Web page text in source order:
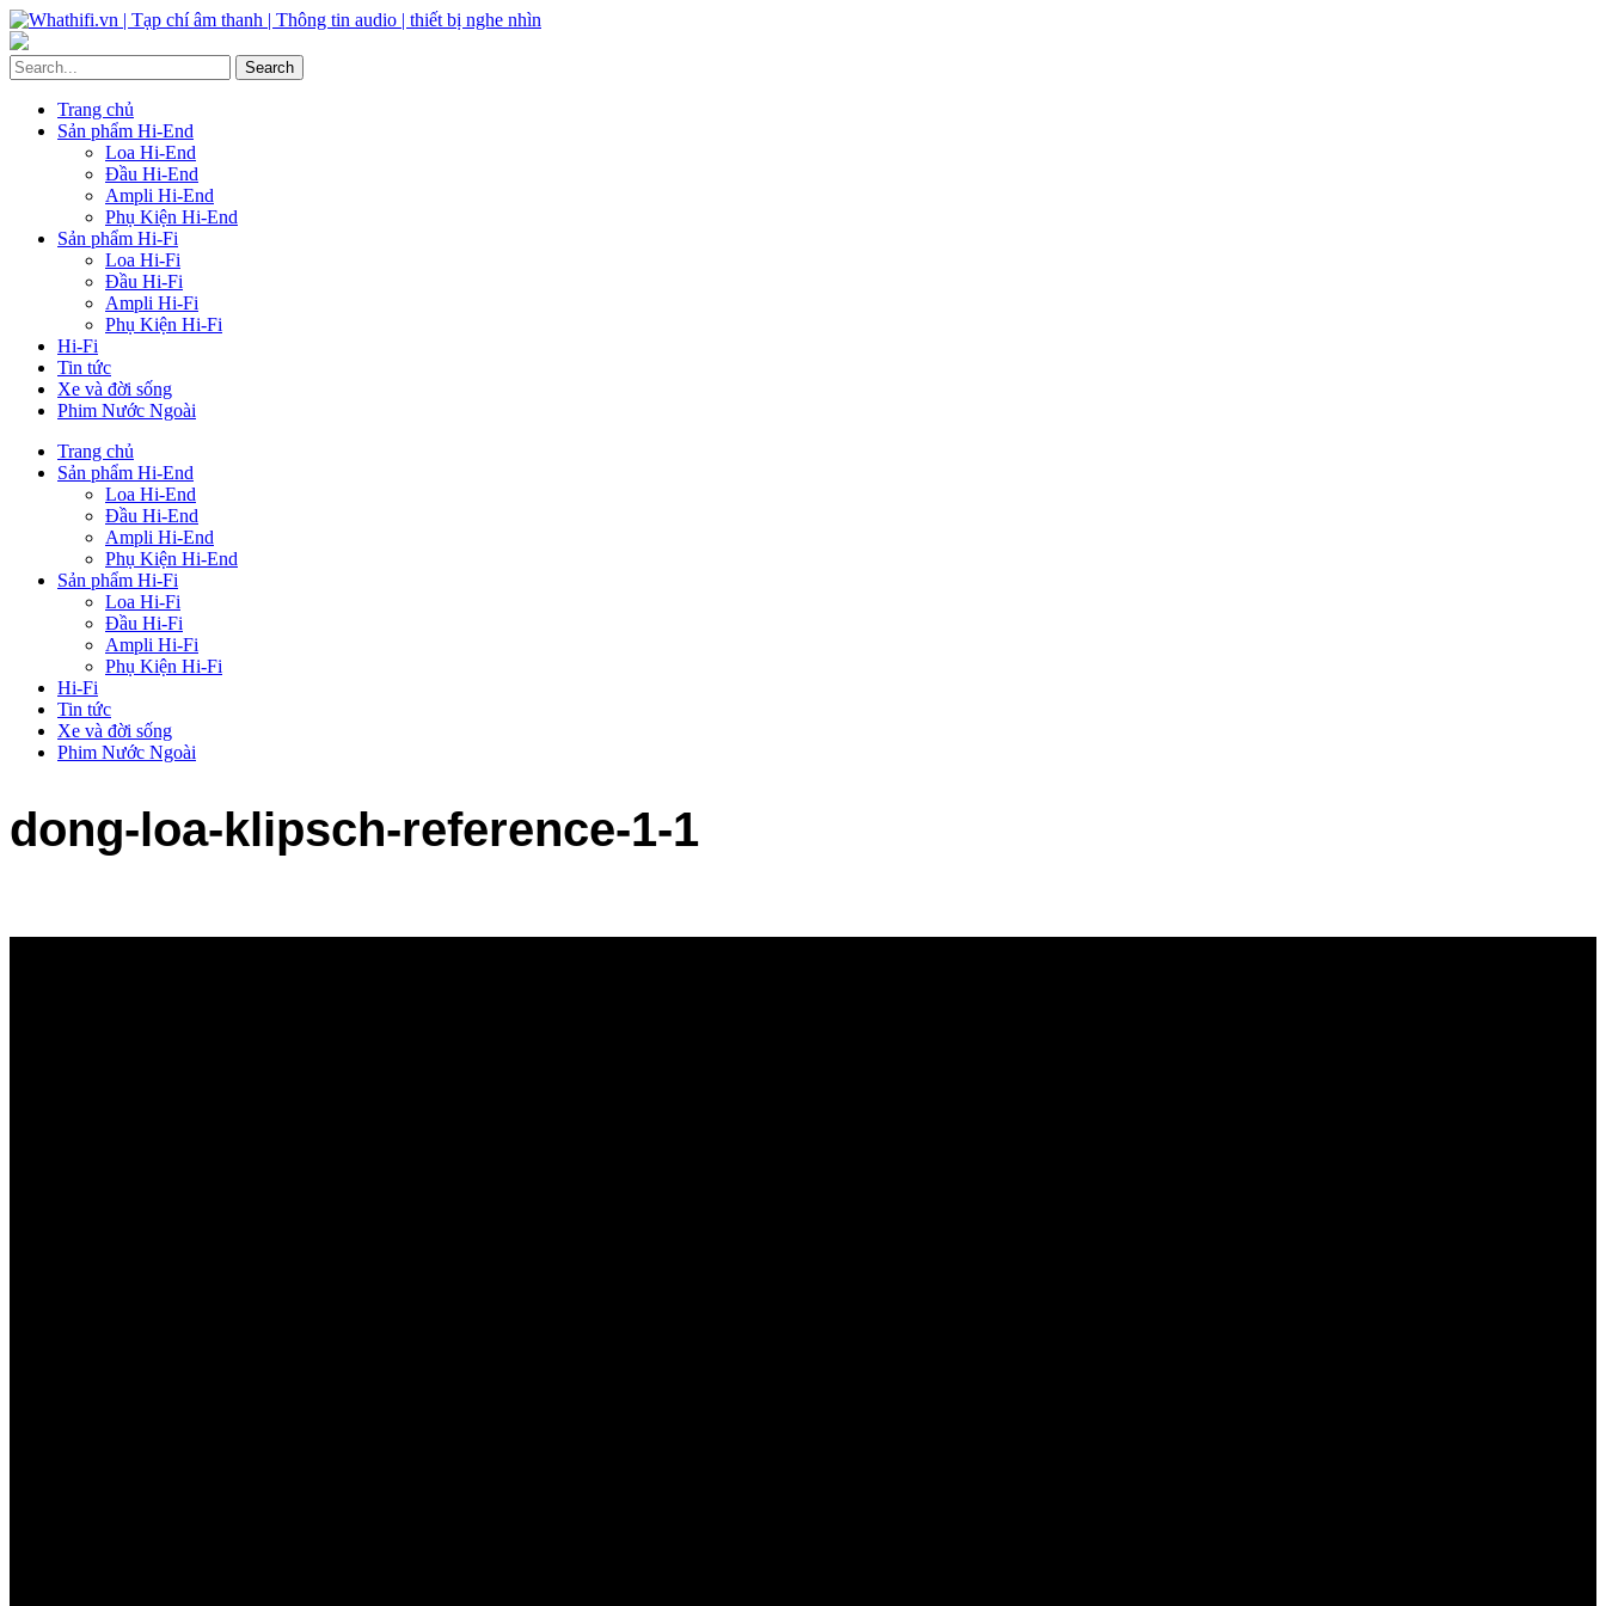
Trang chủ
Sản phẩm Hi-End
Loa Hi-End
Đầu Hi-End
Ampli Hi-End
Phụ Kiện Hi-End
Sản phẩm Hi-Fi
Loa Hi-Fi
Đầu Hi-Fi
Ampli Hi-Fi
Phụ Kiện Hi-Fi
Hi-Fi
Tin tức
Xe và đời sống
Phim Nước Ngoài
Trang chủ
Sản phẩm Hi-End
Loa Hi-End
Đầu Hi-End
Ampli Hi-End
Phụ Kiện Hi-End
Sản phẩm Hi-Fi
Loa Hi-Fi
Đầu Hi-Fi
Ampli Hi-Fi
Phụ Kiện Hi-Fi
Hi-Fi
Tin tức
Xe và đời sống
Phim Nước Ngoài
dong-loa-klipsch-reference-1-1